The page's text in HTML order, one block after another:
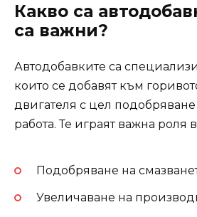
Какво са
са важни?
Автодобавките са
които се добавят към
двигателя с цел подобряване
работа. Те играят важна роля
Подобряване на
Увеличаване на